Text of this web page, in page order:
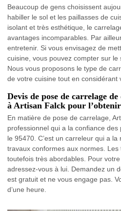
Beaucoup de gens choisissent
habiller le sol et les paillasses de
isolant et très esthétique, le
avantages incomparables. Par
entretenir. Si vous envisagez de
cuisine, vous pouvez compter sur le
Nous vous proposons le type de
de votre cuisine tout en considérant
Devis de pose de carrelage
à Artisan Falck pour
En matière de pose de carrelage,
professionnel qui a la confiance
le 95470. C’est un carreleur qui a
travaux conformes aux normes. Les
toutefois très abordables. Pour
adressez-vous à lui. Demandez un
est gratuit et ne vous engage pas.
d’une heure.